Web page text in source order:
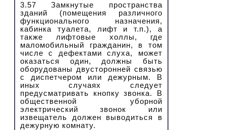
3.57 Замкнутые пространства
зданий (помещения различного
функционального назначения,
кабинка туалета, лифт и т.п.), а
также лифтовые холлы, где
маломобильный гражданин, в том
числе с дефектами слуха, может
оказаться один, должны быть
оборудованы двусторонней связью
с диспетчером или дежурным. В
иных случаях следует
предусматривать кнопку звонка. В
общественной уборной
электрический звонок или
извещатель должен выводиться в
дежурную комнату.